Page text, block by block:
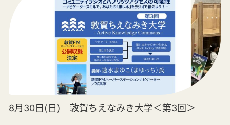
8月30日(日) 敦賀ちえなみき大学＜第3回＞